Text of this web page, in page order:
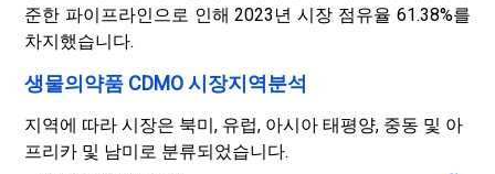
준한 파이프라인으로 인해 2023년 시장 점유율 61.38%를
차지했습니다.
생물의약품 CDMO 시장지역분석
지역에 따라 시장은 북미, 유럽, 아시아 태평양, 중동 및 아
프리카 및 남미로 분류되었습니다.